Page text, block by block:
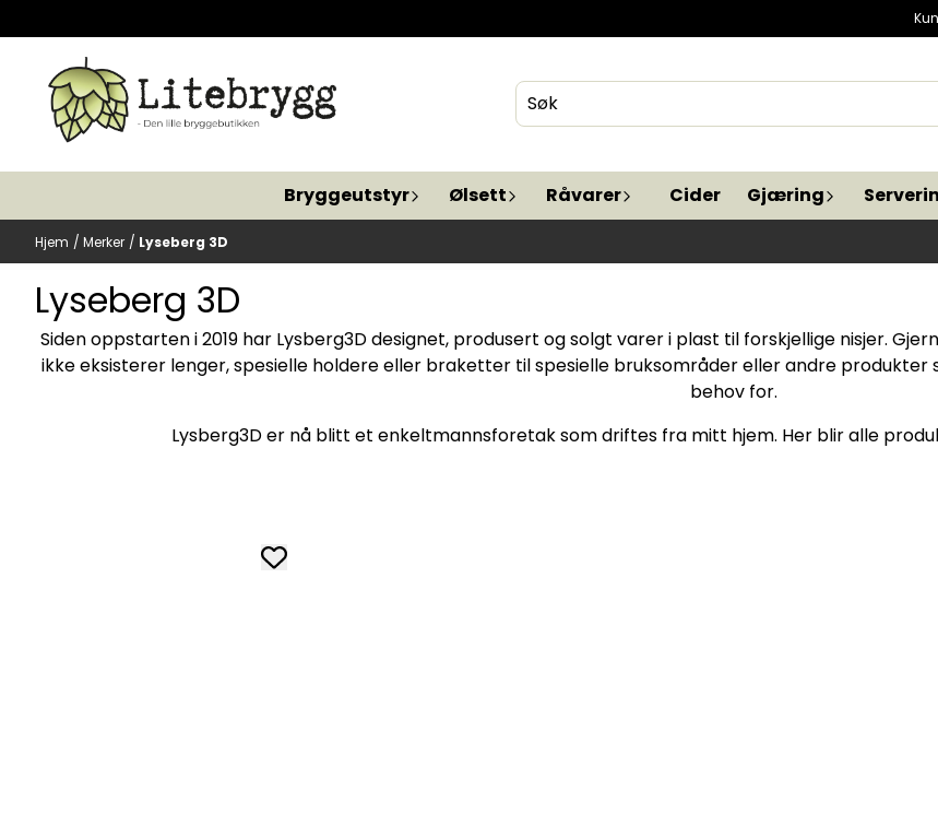
Bryggeutstyr Ølsett Råvarer Cider Gjæring
Hjem / Merker / Lyseberg 3D
Lyseberg 3D
Siden oppstarten i 2019 har Lysberg3D designet, produsert og solgt varer i plast til forskjellige nisjer.
ikke eksisterer lenger, spesielle holdere eller braketter til spesielle bruksområder eller andre
behov for.
Lysberg3D er nå blitt et enkeltmannsforetak som driftes fra mitt hjem. Her blir alle